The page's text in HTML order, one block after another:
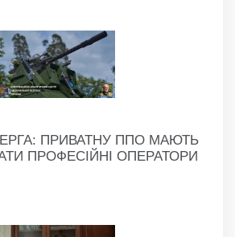
ПРИВАТНУ ППО МАЮТЬ
ПРОФЕСІЙНІ ОПЕРАТОРИ